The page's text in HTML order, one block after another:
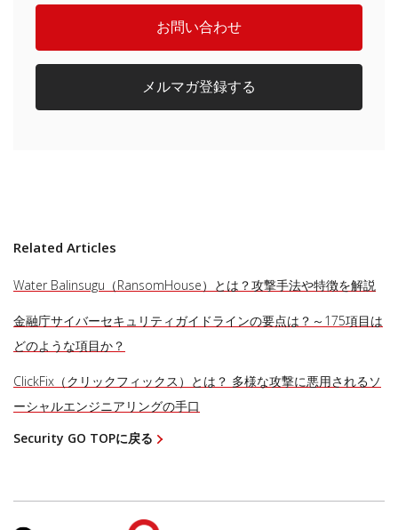
お問い合わせ
メルマガ登録する
Related Articles
Water Balinsugu（RansomHouse）とは？攻撃手法や特徴を解説
金融庁サイバーセキュリティガイドラインの要点は？～175項目は
どのような項目か？
ClickFix（クリックフィックス）とは？ 多様な攻撃に悪用されるソ
ーシャルエンジニアリングの手口
Security GO TOPに戻る